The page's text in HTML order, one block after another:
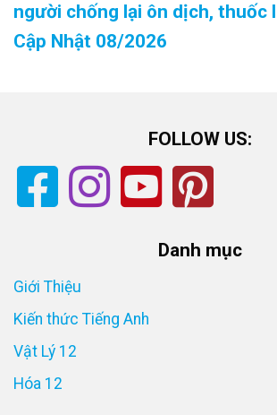
người chống lại ôn dịch, thuốc
Cập Nhật 08/2026
FOLLOW US:
Danh mục
Giới Thiệu
Kiến thức Tiếng Anh
Vật Lý 12
Hóa 12